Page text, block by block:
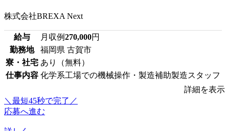
株式会社BREXA Next
給与 月収例270,000円
勤務地
福岡県 古賀市
寮・社宅 あり（無料）
仕事内容 化学系工場での機械操作・製造補助製造スタッフ
詳細を表示
＼最短45秒で完了／
応募へ進む